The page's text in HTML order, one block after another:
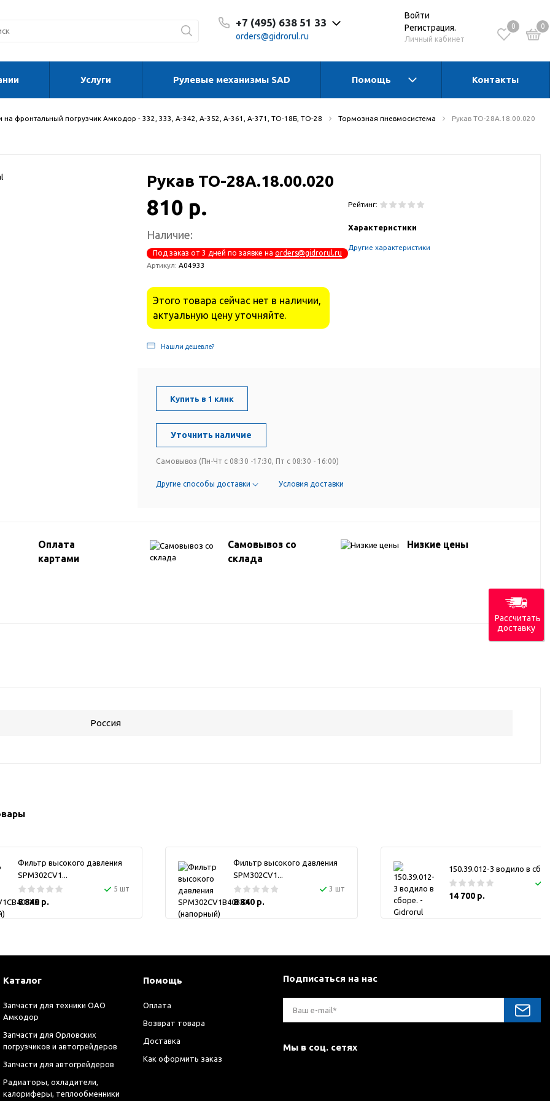
+7 (495) 638 51 33
orders@gidrorul.ru
С 8:30 до 17:30 Пн-Чт
Войти
Регистрация.
Личный кабинет
0 0
Услуги Рулевые механизмы SAD Помощь Контакты
на фронтальный погрузчик Амкодор - 332, 333, А-342, А-352, А-361, А-371, ТО-18Б, ТО-28 Тормозная пневмосистема Рукав ТО-28А.18.00.020
Рукав ТО-28А.18.00.020
810 р.
Наличие:
Под заказ от 3 дней по заявке на orders@gidrorul.ru
Артикул: А04933
Этого товара сейчас нет в наличии,
актуальную цену уточняйте.
Нашли дешевле?
Характеристики
Другие характеристики
Рейтинг:
Уточнить наличие
Купить в 1 клик
Самовывоз (Пн-Чт с 08:30 -17:30, Пт с 08:30 - 16:00)
Другие способы доставки Условия доставки
Оплата
картами
Самовывоз со
склада
Низкие цены
Россия
Фильтр высокого давления
SPM302CV1...
5 шт
8 840 р.
Фильтр высокого давления
SPM302CV1...
3 шт
8 840 р.
150.39.012-3 водило в
14 700 р.
Каталог
Запчасти для техники ОАО
Амкодор
Запчасти для Орловских
погрузчиков и автогрейдеров
Запчасти для автогрейдеров
Радиаторы, охладители,
калориферы, теплообменники
Помощь
Оплата
Возврат товара
Доставка
Как оформить заказ
Подписаться на нас
Мы в соц. сетях
Рассчитать
доставку